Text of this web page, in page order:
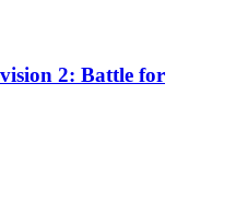
2: Battle for